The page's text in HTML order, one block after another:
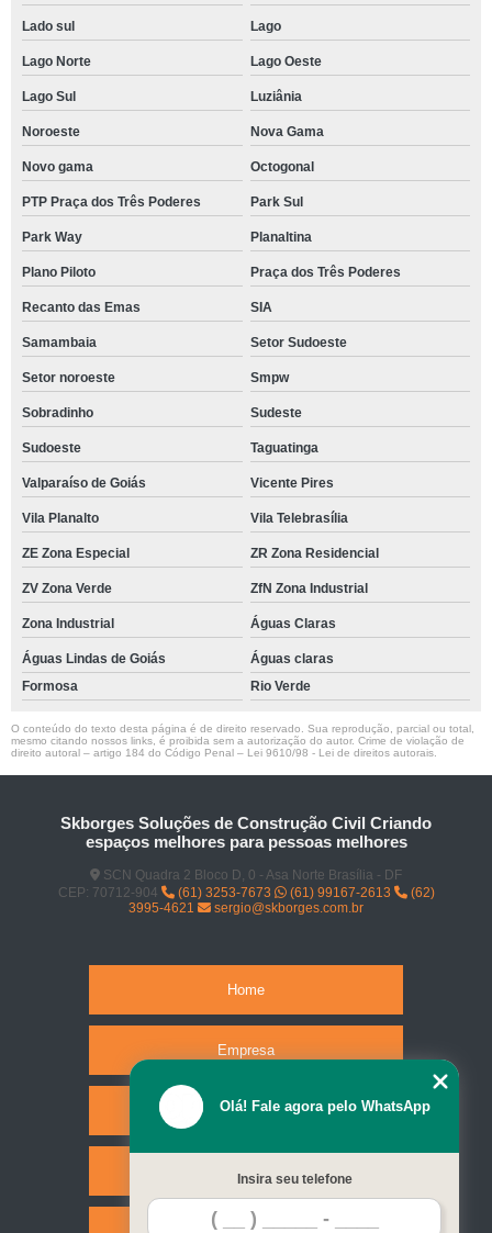
Lado sul Lago
Lago Norte Lago Oeste
Lago Sul Luziânia
Noroeste Nova Gama
Novo gama Octogonal
PTP Praça dos Três Poderes Park Sul
Park Way Planaltina
Plano Piloto Praça dos Três Poderes
Recanto das Emas SIA
Samambaia Setor Sudoeste
Setor noroeste Smpw
Sobradinho Sudeste
Sudoeste Taguatinga
Valparaíso de Goiás Vicente Pires
Vila Planalto Vila Telebrasília
ZE Zona Especial ZR Zona Residencial
ZV Zona Verde ZfN Zona Industrial
Zona Industrial Águas Claras
Águas Lindas de Goiás
Águas claras
Formosa
Rio Verde
O conteúdo do texto desta página é de direito reservado. Sua reprodução, parcial ou total,
mesmo citando nossos links, é proibida sem a autorização do autor. Crime de violação de
direito autoral – artigo 184 do Código Penal – Lei 9610/98 - Lei de direitos autorais
Skborges Soluções de Construção Civil Criando
espaços melhores para pessoas melhores
SCN Quadra 2 Bloco D, 0 - Asa Norte Brasília - DF
CEP: 70712-904
(61) 3253-7673 (61) 99167-2613
(62)
3995-4621
sergio@skborges.com.br
Home
Empresa
Missão
Serviços
Olá! Fale agora pelo WhatsApp
Insira seu telefone